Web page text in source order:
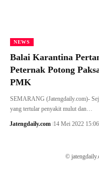
NEWS
Balai Karantina
Peternak Potong
PMK
SEMARANG (Jatengdaily.com)-
yang tertular penyakit mulut dan…
Jatengdaily.com 14 Mei 2022 15:06
©